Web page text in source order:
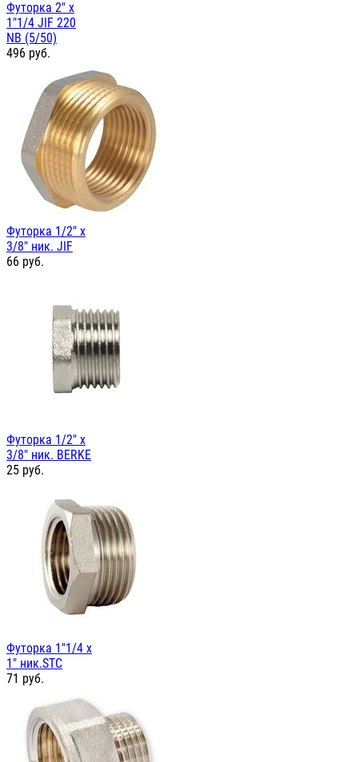
Футорка 2" х
1"1/4 JIF 220
NB (5/50)
496 руб.
Футорка 1/2" х
3/8" ник. JIF
66 руб.
Футорка 1/2" х
3/8" ник. BERKE
25 руб.
Футорка 1"1/4 х
1" ник.STC
71 руб.